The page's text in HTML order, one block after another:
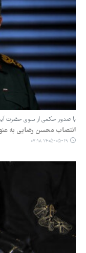
با صدور حکمی از سوی حضرت
انتصاب محسن رضایی به
۱۴۰۵-۰۵-۱۹ ۰۷:۱۸